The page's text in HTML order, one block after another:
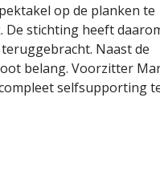
op de planken te
De stichting heeft
Naast de
belang. Voorzitter
selfsupporting